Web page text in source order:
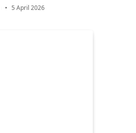
5 April 2026